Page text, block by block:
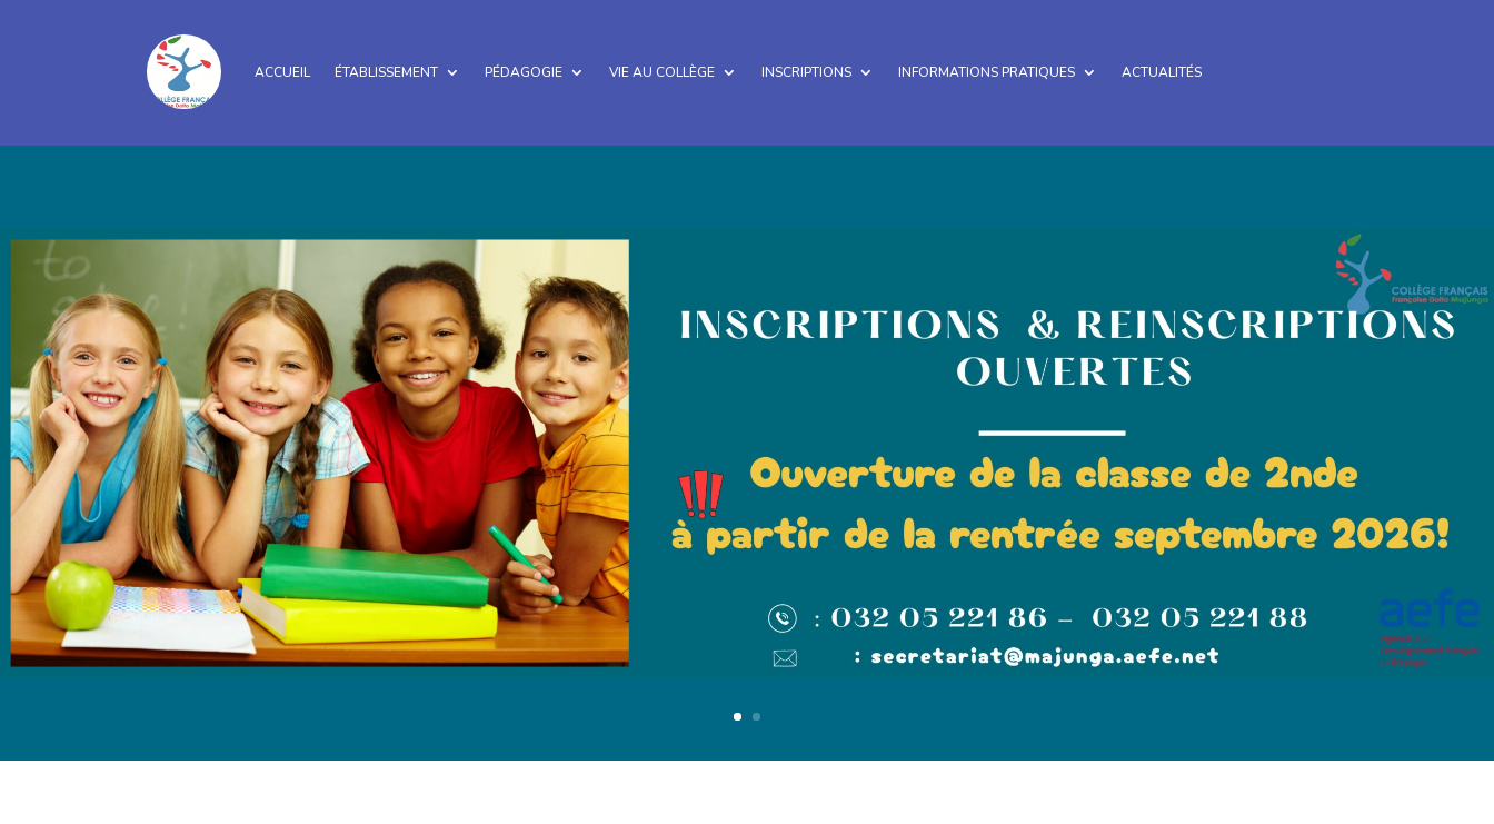
ACCUEIL ÉTABLISSEMENT PÉDAGOGIE VIE AU COLLÈGE INSCRIPTIONS INFORMATIONS PRATIQUES ACTUALITÉS
Collège Français de Majunga
Etablissement conventionné par l'A.E.F.E
Découvrir